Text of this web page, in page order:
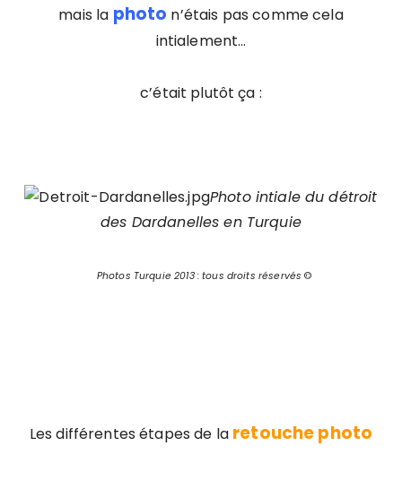
mais la photo n’étais pas comme cela
intialement…
c’était plutôt ça :
Photo intiale du détroit
des Dardanelles en Turquie
Photos Turquie 2013 : tous droits réservés ©
Les différentes étapes de la retouche photo